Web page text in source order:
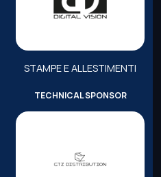
STAMPE E ALLESTIMENTI
TECHNICAL SPONSOR